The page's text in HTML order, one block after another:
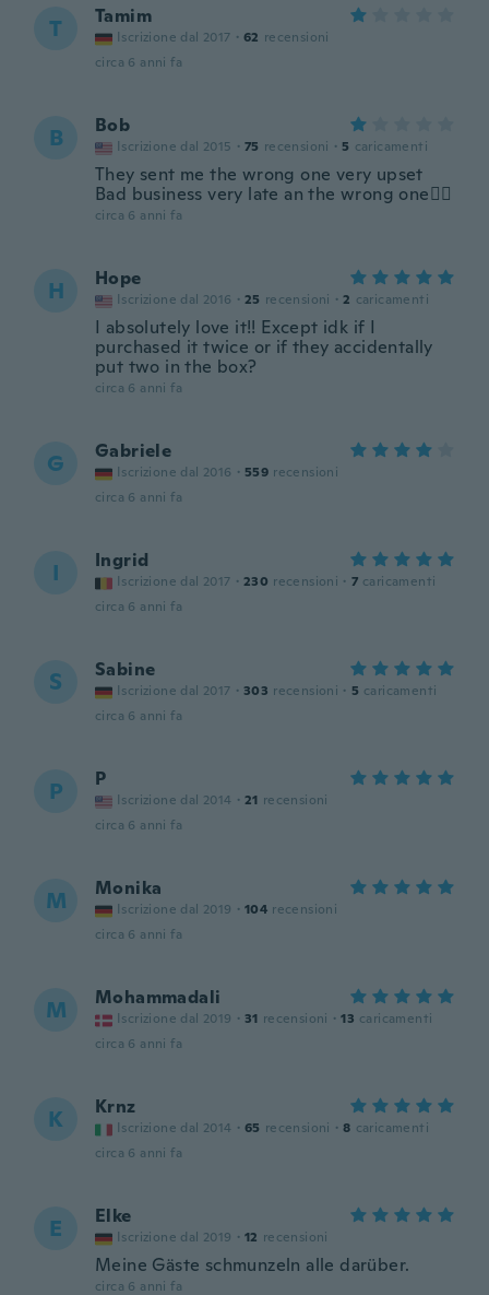
T Tamim
Iscrizione dal 2017 · 62 recensioni
circa 6 anni fa
B Bob
Iscrizione dal 2015 · 75 recensioni · 5 caricamenti
They sent me the wrong one very upset
Bad business very late an the wrong one👎🏻
circa 6 anni fa
H Hope
Iscrizione dal 2016 · 25 recensioni · 2 caricamenti
I absolutely love it!! Except idk if I
purchased it twice or if they accidentally
put two in the box?
circa 6 anni fa
G Gabriele
Iscrizione dal 2016 · 559 recensioni
circa 6 anni fa
I Ingrid
Iscrizione dal 2017 · 230 recensioni · 7 caricamenti
circa 6 anni fa
S Sabine
Iscrizione dal 2017 · 303 recensioni · 5 caricamenti
circa 6 anni fa
P P
Iscrizione dal 2014 · 21 recensioni
circa 6 anni fa
M Monika
Iscrizione dal 2019 · 104 recensioni
circa 6 anni fa
M Mohammadali
Iscrizione dal 2019 · 31 recensioni · 13 caricamenti
circa 6 anni fa
K Krnz
Iscrizione dal 2014 · 65 recensioni · 8 caricamenti
circa 6 anni fa
E Elke
Iscrizione dal 2019 · 12 recensioni
Meine Gäste schmunzeln alle darüber.
circa 6 anni fa